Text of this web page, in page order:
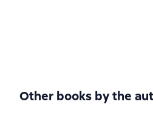
Other books by the